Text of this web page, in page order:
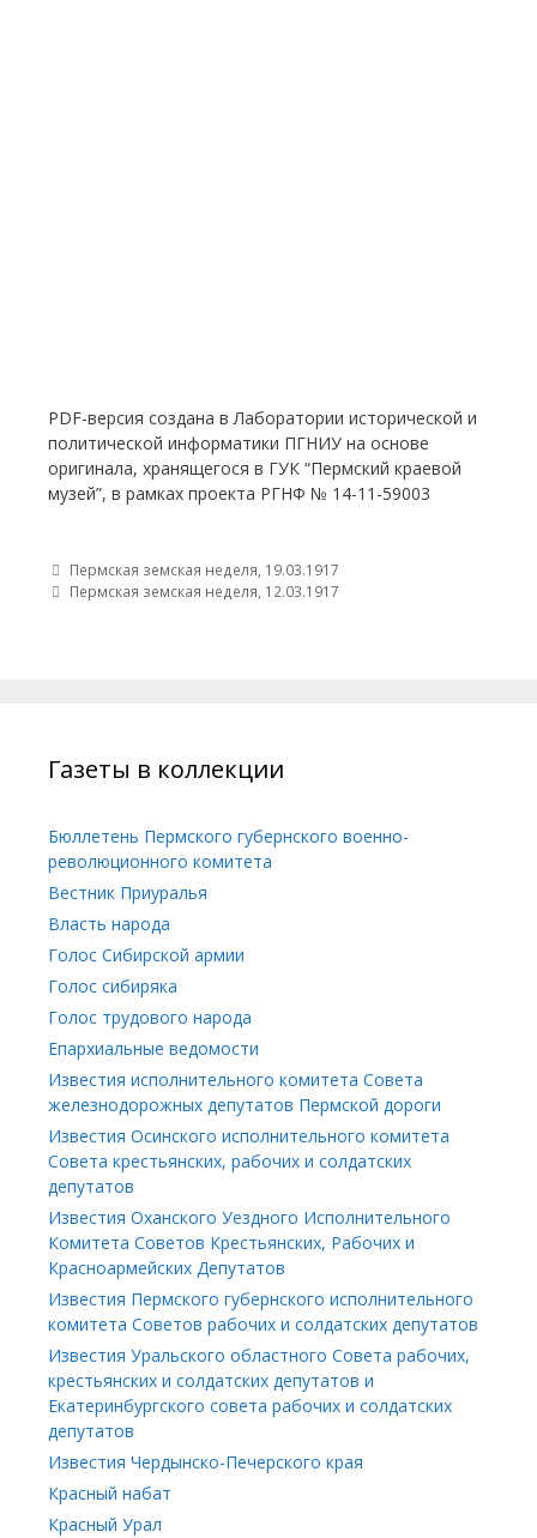
PDF-версия создана в Лаборатории исторической и
политической информатики ПГНИУ на основе
оригинала, хранящегося в ГУК “Пермский краевой
музей”, в рамках проекта РГНФ № 14-11-59003
Post navigation
Пермская земская неделя, 19.03.1917
Пермская земская неделя, 12.03.1917
Газеты в коллекции
Бюллетень Пермского губернского военно-
революционного комитета
Вестник Приуралья
Власть народа
Голос Сибирской армии
Голос сибиряка
Голос трудового народа
Епархиальные ведомости
Известия исполнительного комитета Совета
железнодорожных депутатов Пермской дороги
Известия Осинского исполнительного комитета
Совета крестьянских, рабочих и солдатских
депутатов
Известия Оханского Уездного Исполнительного
Комитета Советов Крестьянских, Рабочих и
Красноармейских Депутатов
Известия Пермского губернского исполнительного
комитета Советов рабочих и солдатских депутатов
Известия Уральского областного Совета рабочих,
крестьянских и солдатских депутатов и
Екатеринбургского совета рабочих и солдатских
депутатов
Известия Чердынско-Печерского края
Красный набат
Красный Урал